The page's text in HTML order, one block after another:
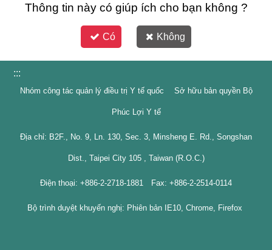
Thông tin này có giúp ích cho bạn không ?
Có Không
:::
Nhóm công tác quản lý điều trị Y tế quốc Sở hữu bản quyền Bộ
Phúc Lợi Y tế
Địa chỉ: B2F., No. 9, Ln. 130, Sec. 3, Minsheng E. Rd., Songshan
Dist., Taipei City 105 , Taiwan (R.O.C.)
Điện thoại: +886-2-2718-1881 Fax: +886-2-2514-0114
Bộ trình duyệt khuyến nghị: Phiên bản IE10, Chrome, Firefox